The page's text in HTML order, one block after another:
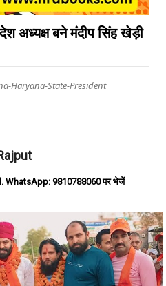
अध्यक्ष बने मंदीप सिंह खेड़ी
Haryana-State-President
WhatsApp: 9810788060 पर भेजें